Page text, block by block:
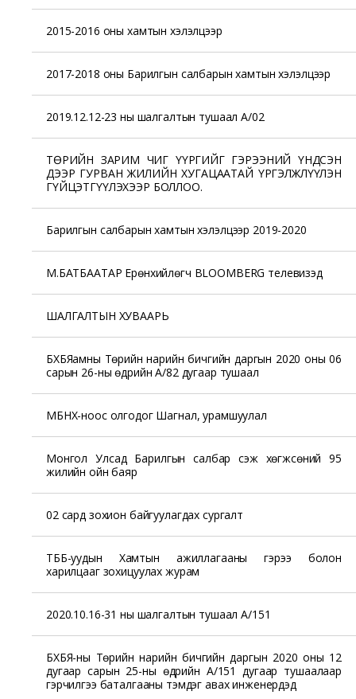
2015-2016 оны хамтын хэлэлцээр
2017-2018 оны Барилгын салбарын хамтын хэлэлцээр
2019.12.12-23 ны шалгалтын тушаал А/02
ТӨРИЙН ЗАРИМ ЧИГ ҮҮРГИЙГ ГЭРЭЭНИЙ ҮНДСЭН
ДЭЭР ГУРВАН ЖИЛИЙН ХУГАЦААТАЙ ҮРГЭЛЖЛҮҮЛЭН
ГҮЙЦЭТГҮҮЛЭХЭЭР БОЛЛОО.
Барилгын салбарын хамтын хэлэлцээр 2019-2020
М.БАТБААТАР Ерөнхийлөгч BLOOMBERG телевизэд
ШАЛГАЛТЫН ХУВААРЬ
БХБЯамны Төрийн нарийн бичгийн даргын 2020 оны 06
сарын 26-ны өдрийн А/82 дугаар тушаал
МБНХ-ноос олгодог Шагнал, урамшуулал
Монгол Улсад Барилгын салбар үүсэж хөгжсөний 95
жилийн ойн баяр
02 сард зохион байгуулагдах сургалт
ТББ-уудын Хамтын ажиллагааны гэрээ болон
харилцааг зохицуулах журам
2020.10.16-31 ны шалгалтын тушаал А/151
БХБЯ-ны Төрийн нарийн бичгийн даргын 2020 оны 12
дугаар сарын 25-ны өдрийн А/151 дугаар тушаалаар
гэрчилгээ баталгааны тэмдэг авах инженерүүдэд